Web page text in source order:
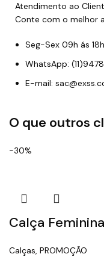
Atendimento ao
Conte com o melhor
Seg-Sex 09h ás 18h
WhatsApp:
E-mail:
O que outros
-30%
Calça
Calças, PROMOÇÃO